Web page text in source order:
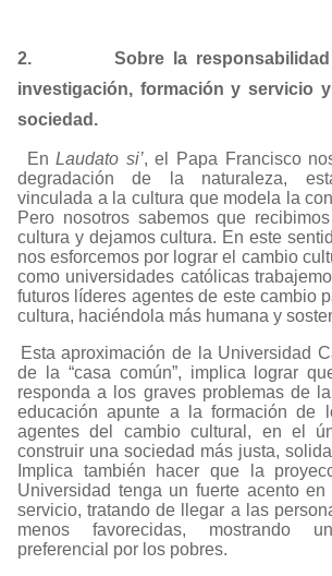
2.
Sobre la
investigación, formación y servicio
sociedad.
EnLaudato si’, el Papa Francisco
degradación de la naturaleza,
vinculada a la cultura que modela la
Pero nosotros sabemos que
cultura y dejamos cultura. En este
nos esforcemos por lograr el cambio
como universidades católicas
futuros líderes agentes de este cambio
cultura, haciéndola más humana y
Esta aproximación de la Universidad
de la “casa común”, implica lograr
responda a los graves problemas de
educación apunte a la formación de
agentes del cambio cultural, en el
construir una sociedad más justa,
Implica también hacer que la
Universidad tenga un fuerte acento
servicio, tratando de llegar a las
menos favorecidas, mostrando
preferencial por los pobres.